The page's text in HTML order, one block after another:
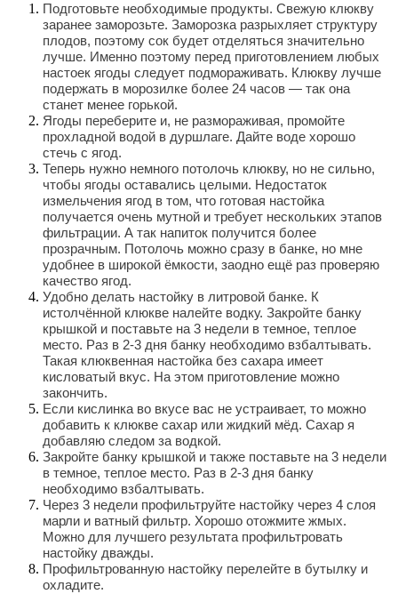
Подготовьте необходимые продукты. Свежую клюкву
заранее заморозьте. Заморозка разрыхляет структуру
плодов, поэтому сок будет отделяться значительно
лучше. Именно поэтому перед приготовлением любых
настоек ягоды следует подмораживать. Клюкву лучше
подержать в морозилке более 24 часов — так она
станет менее горькой.
Ягоды переберите и, не размораживая, промойте
прохладной водой в дуршлаге. Дайте воде хорошо
стечь с ягод.
Теперь нужно немного потолочь клюкву, но не сильно,
чтобы ягоды оставались целыми. Недостаток
измельчения ягод в том, что готовая настойка
получается очень мутной и требует нескольких этапов
фильтрации. А так напиток получится более
прозрачным. Потолочь можно сразу в банке, но мне
удобнее в широкой ёмкости, заодно ещё раз проверяю
качество ягод.
Удобно делать настойку в литровой банке. К
истолчённой клюкве налейте водку. Закройте банку
крышкой и поставьте на 3 недели в темное, теплое
место. Раз в 2-3 дня банку необходимо взбалтывать.
Такая клюквенная настойка без сахара имеет
кисловатый вкус. На этом приготовление можно
закончить.
Если кислинка во вкусе вас не устраивает, то можно
добавить к клюкве сахар или жидкий мёд. Сахар я
добавляю следом за водкой.
Закройте банку крышкой и также поставьте на 3 недели
в темное, теплое место. Раз в 2-3 дня банку
необходимо взбалтывать.
Через 3 недели профильтруйте настойку через 4 слоя
марли и ватный фильтр. Хорошо отожмите жмых.
Можно для лучшего результата профильтровать
настойку дважды.
Профильтрованную настойку перелейте в бутылку и
охладите.